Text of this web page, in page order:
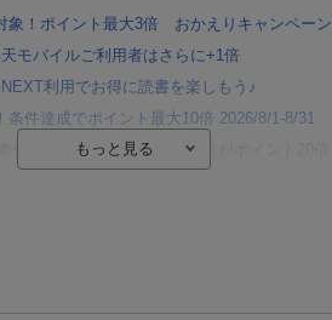
象！ポイント最大3倍 おかえりキャンペーン
モバイルご利用者はさらに+1倍
利用でお得に読書を楽しもう♪
条件達成でポイント最大10倍 2026/8/1-8/31
件達成で楽天ブックス購入分がポイント20倍